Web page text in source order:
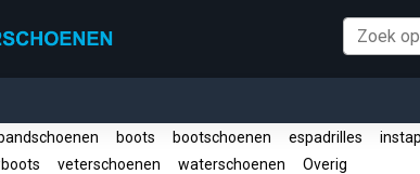
bandschoenen boots bootschoenen espadrilles
veterschoenen waterschoenen Overig